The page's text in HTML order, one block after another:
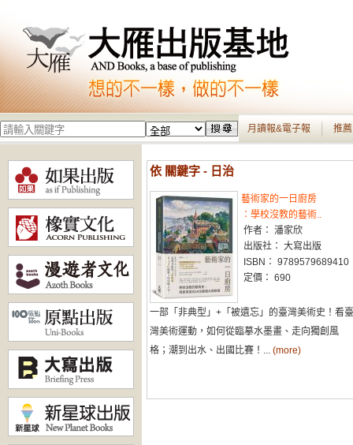
月讀報&電子報 推
依 關鍵字 - 日治
藝術家的一日廚房
：學校沒教的藝術..
作者： 潘家欣
出版社： 大寫出版
ISBN： 9789579689410
定價： 690
一部「非典型」+「被遺忘」的臺灣美術史！看臺
灣美術運動，如何從臨摹水墨畫、走向獨創風
格；潮到出水、出國比賽！... (more)